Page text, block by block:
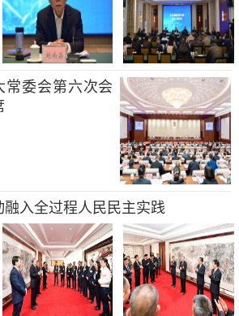
常委会第六次会
融入全过程人民民主实践